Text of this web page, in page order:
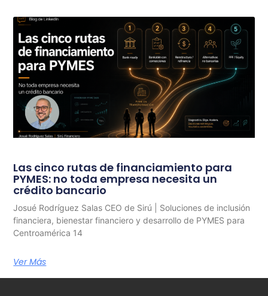
Las cinco rutas de financiamiento para
PYMES: no toda empresa necesita un
crédito bancario
Josué Rodríguez Salas CEO de Sirú | Soluciones de inclusión
financiera, bienestar financiero y desarrollo de PYMES para
Centroamérica 14
Ver Más